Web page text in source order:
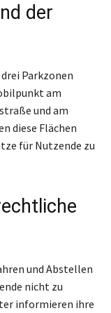
der
Parkzonen
am
und am
diese Flächen
für Nutzende zu
und Abstellen
nicht zu
informieren ihre